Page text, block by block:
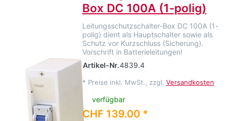
Box DC 100A (1-polig)
Leitungsschutzschalter-Box DC 100A (1-
polig) dient als Hauptschalter sowie als
Schutz vor Kurzschluss (Sicherung).
Vorschrift in Batterieleitungen!
Artikel-Nr.4839.4
* Preise inkl. MwSt., zzgl. Versandkosten
verfügbar
CHF 139.00 *